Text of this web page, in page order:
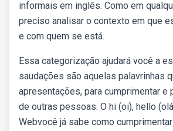
informais em inglês. Como em
preciso analisar o contexto em que
e com quem se está.
Essa categorização ajudará você a
saudações são aquelas palavrinhas
apresentações, para cumprimentar e
de outras pessoas. O hi (oi), hello
Webvocê já sabe como